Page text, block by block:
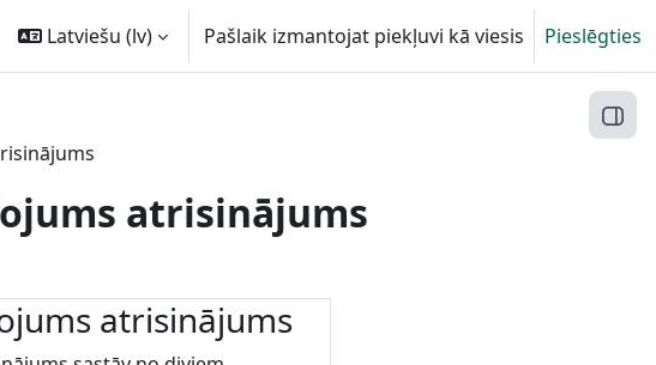
Latviešu ‎(lv)‎ Pašlaik izmantojat piekļuvi kā viesis Pieslēgties
atrisinājums
atrisinājums